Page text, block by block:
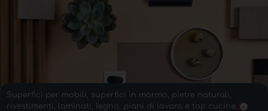
Superfici per mobili, superfici in marmo, pietre naturali,
rivestimenti, laminati, legno, piani di lavoro e top cucine.